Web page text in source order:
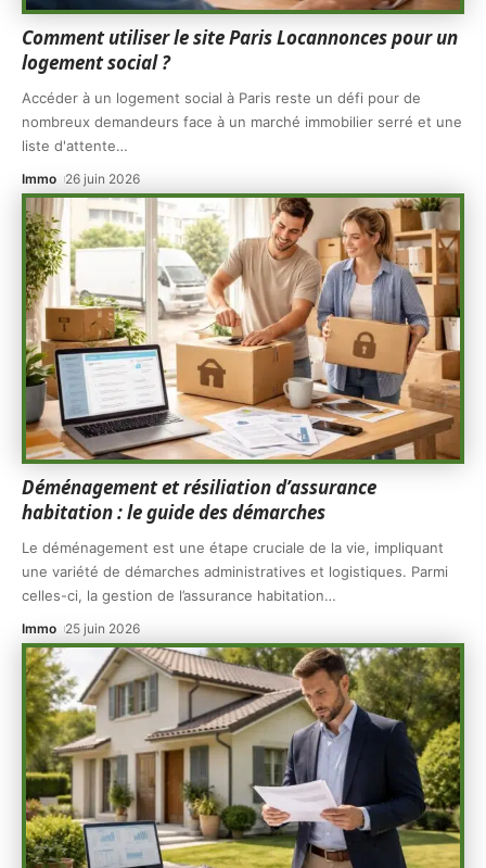
Comment utiliser le site Paris Locannonces pour un
logement social ?
Accéder à un logement social à Paris reste un défi pour de
nombreux demandeurs face à un marché immobilier serré et une
liste d'attente…
Immo 26 juin 2026
Déménagement et résiliation d’assurance
habitation : le guide des démarches
Le déménagement est une étape cruciale de la vie, impliquant
une variété de démarches administratives et logistiques. Parmi
celles-ci, la gestion de l’assurance habitation…
Immo 25 juin 2026